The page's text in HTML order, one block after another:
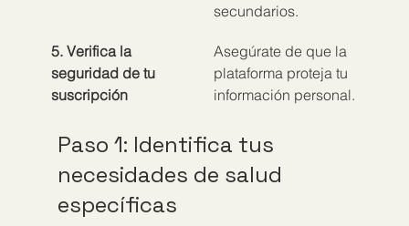
secundarios.
5. Verifica la
seguridad de tu
suscripción
Asegúrate de que la
plataforma proteja tu
información personal.
Paso 1: Identifica tus
necesidades de salud
específicas